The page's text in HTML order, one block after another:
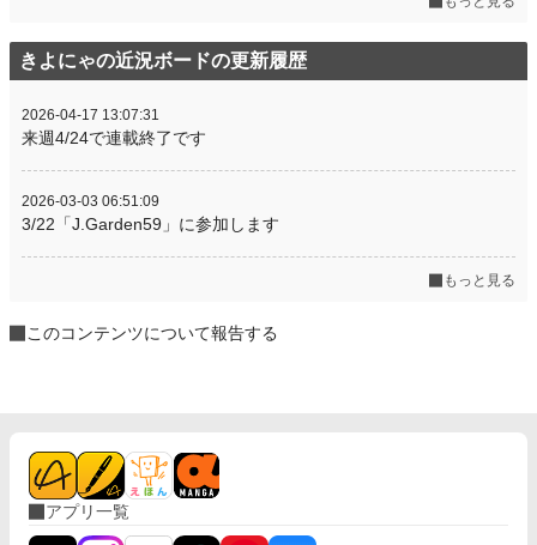
きよにゃの近況ボードの更新履歴
2026-04-17 13:07:31
来週4/24で連載終了です
2026-03-03 06:51:09
3/22「J.Garden59」に参加します
もっと見る
このコンテンツについて報告する
アプリ一覧